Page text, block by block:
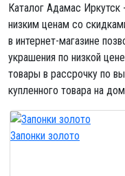
Каталог Адамас
низким ценам со
в интернет-магазине
украшения по низкой
товары в рассрочку по
купленного товара на
Запонки золото